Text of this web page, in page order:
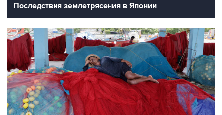
Последствия землетрясения в Японии